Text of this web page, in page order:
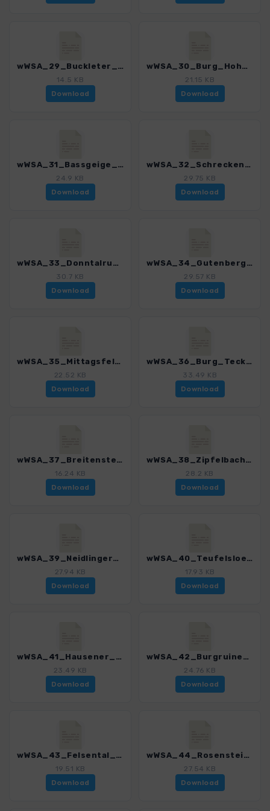
wWSA_29_Buckleter_Kapf_3295_1.gpx
14.5 KB
Download
wWSA_30_Burg_Hohenneuffen_3295_1.gpx
21.15 KB
Download
wWSA_31_Bassgeige_3295_1.gpx
24.9 KB
Download
wWSA_32_Schreckenfels_und_Falkensteiner_Hoehle_3295_1.gpx
29.75 KB
Download
wWSA_33_Donntalrunde_3295_1.gpx
30.7 KB
Download
wWSA_34_Gutenberger_Hoehle_und_Felsengalerie_3295_1.gpx
29.57 KB
Download
wWSA_35_Mittagsfels_und_Tobeltal_3295_1.gpx
22.52 KB
Download
wWSA_36_Burg_Teck_3295_1.gpx
33.49 KB
Download
wWSA_37_Breitenstein_3295_1.gpx
16.24 KB
Download
wWSA_38_Zipfelbachtal_und_Randecker_Maar_3295_1.gpx
28.2 KB
Download
wWSA_39_Neidlinger_Talschluss_3295_1.gpx
27.94 KB
Download
wWSA_40_Teufelsloecher_3295_1.gpx
17.93 KB
Download
wWSA_41_Hausener_Wand_3295_1.gpx
23.49 KB
Download
wWSA_42_Burgruine_Helfenstein_3295_1.gpx
24.76 KB
Download
wWSA_43_Felsental_und_Anwandfels_3295_1.gpx
19.51 KB
Download
wWSA_44_Rosenstein_3295_1.gpx
27.54 KB
Download